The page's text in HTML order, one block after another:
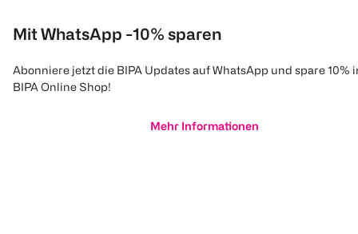
Mit WhatsApp -10% sparen
Abonniere jetzt die BIPA Updates auf WhatsApp und spare 10%
BIPA Online Shop!
Mehr Informationen